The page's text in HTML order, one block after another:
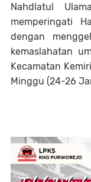
Nahdlatul
memperingati
dengan
kemaslahatan
Kecamatan
Minggu (24-26